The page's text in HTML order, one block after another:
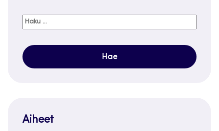
Haku:
Aiheet